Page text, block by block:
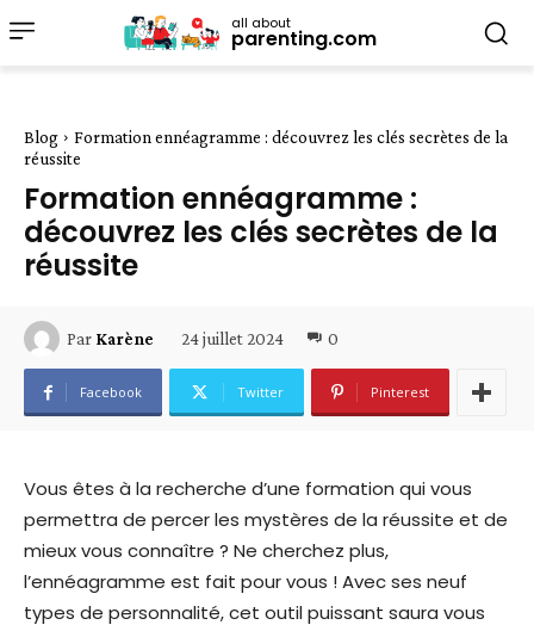
all about
parenting.com
Blog
Formation ennéagramme : découvrez les clés secrètes de la
réussite
Formation ennéagramme :
découvrez les clés secrètes de la
réussite
Par Karène 24 juillet 2024 0
Facebook Twitter Pinterest
Vous êtes à la recherche d’une formation qui vous
permettra de percer les mystères de la réussite et de
mieux vous connaître ? Ne cherchez plus,
l’ennéagramme est fait pour vous ! Avec ses neuf
types de personnalité, cet outil puissant saura vous